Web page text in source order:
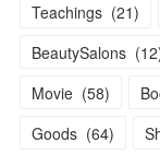
Teachings (21)
BeautySalons (12
Movie (58)
Goods (64)